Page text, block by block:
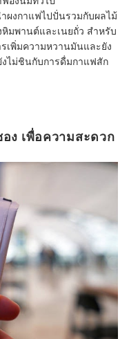
ผงกาแฟไปปั่นรวมกับผลไม้
มพานต์และเนยถั่ว สำหรับ
เพิ่มความหวานมันและยัง
ไม่ชินกับการดื่มกาแฟสัก
ง เพื่อความสะดวก